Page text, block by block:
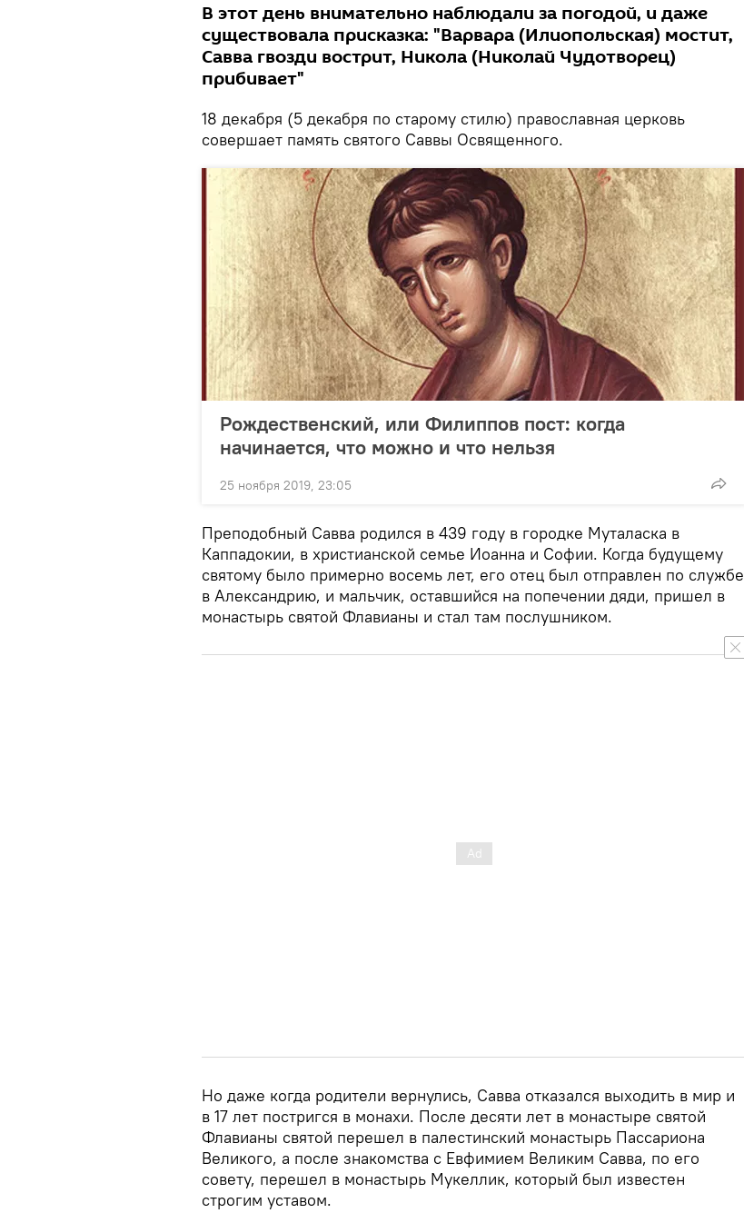
В этот день внимательно наблюдали за погодой, и даже
существовала присказка: "Варвара (Илиопольская) мостит,
Савва гвозди вострит, Никола (Николай Чудотворец)
прибивает"
18 декабря (5 декабря по старому стилю) православная церковь
совершает память святого Саввы Освященного.
Рождественский, или Филиппов пост: когда
начинается, что можно и что нельзя
25 ноября 2019, 23:05
Преподобный Савва родился в 439 году в городке Муталаска в
Каппадокии, в христианской семье Иоанна и Софии. Когда будущему
святому было примерно восемь лет, его отец был отправлен по службе
в Александрию, и мальчик, оставшийся на попечении дяди, пришел в
монастырь святой Флавианы и стал там послушником.
Но даже когда родители вернулись, Савва отказался выходить в мир и
в 17 лет постригся в монахи. После десяти лет в монастыре святой
Флавианы святой перешел в палестинский монастырь Пассариона
Великого, а после знакомства с Евфимием Великим Савва, по его
совету, перешел в монастырь Мукеллик, который был известен
строгим уставом.